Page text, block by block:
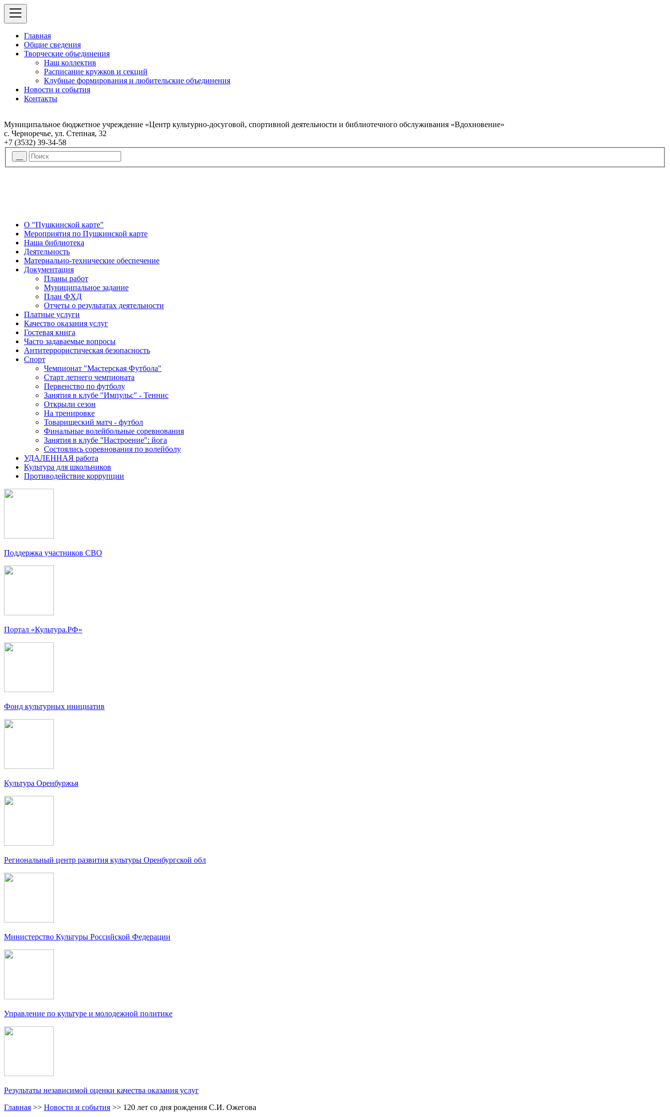
Главная
Общие сведения
Творческие объединения
Наш коллектив
Расписание кружков и секций
Клубные формирования и любительские объединения
Новости и события
Контакты
Муниципальное бюджетное учреждение «Центр культурно-досуговой, спортивной деятельности и библиотечного обслуживания «Вдохновение»
с. Черноречье, ул. Степная, 32
+7 (3532) 39-34-58
О "Пушкинской карте"
Мероприятия по Пушкинской карте
Наша библиотека
Деятельность
Материально-технические обеспечение
Документация
Планы работ
Муниципальное задание
План ФХД
Отчеты о результатах деятельности
Платные услуги
Качество оказания услуг
Гостевая книга
Часто задаваемые вопросы
Антитеррористическая безопасность
Спорт
Чемпионат "Мастерская Футбола"
Старт летнего чемпионата
Первенство по футболу
Занятия в клубе "Импульс" - Теннис
Открыли сезон
На тренировке
Товарищеский матч - футбол
Финальные волейбольные соревнования
Занятия в клубе "Настроение": йога
Состоялись соревнования по волейболу
УДАЛЕННАЯ работа
Культура для школьников
Противодействие коррупции
Поддержка участников СВО
Портал «Культура.РФ»
Фонд культурных инициатив
Культура Оренбуржья
Региональный центр развития культуры Оренбургской обл
Министерство Культуры Российской Федерации
Управление по культуре и молодежной политике
Результаты независимой оценки качества оказания услуг
Главная >> Новости и события >> 120 лет со дня рождения С.И. Ожегова